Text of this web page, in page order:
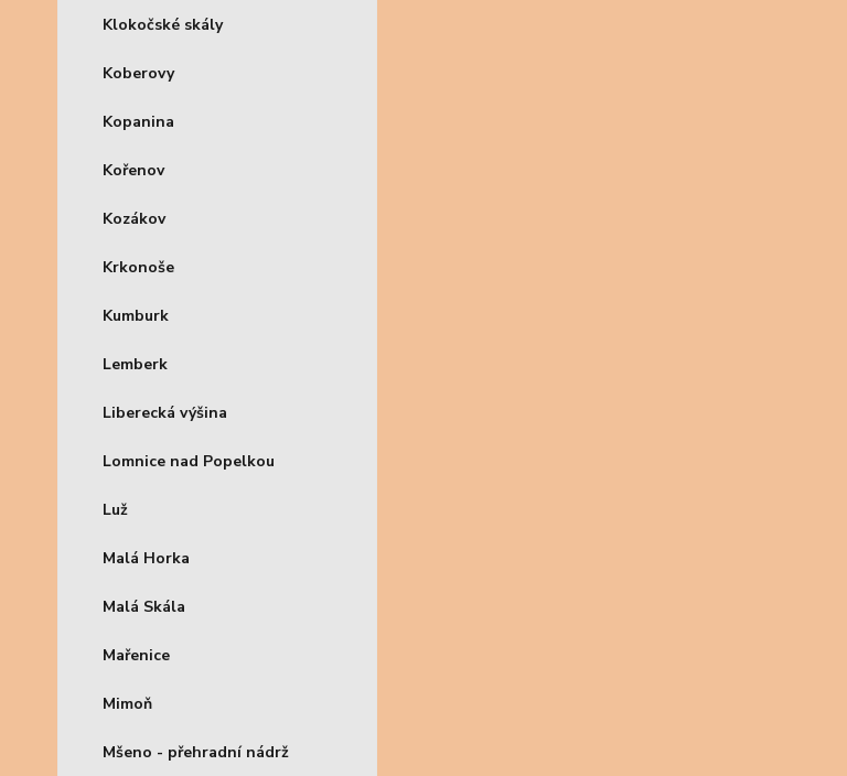
Klokočské skály
Koberovy
Kopanina
Kořenov
Kozákov
Krkonoše
Kumburk
Lemberk
Liberecká výšina
Lomnice nad Popelkou
Luž
Malá Horka
Malá Skála
Mařenice
Mimoň
Mšeno - přehradní nádrž